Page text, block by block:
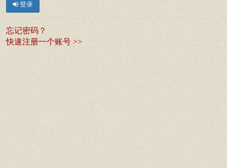
登录
忘记密码？
快速注册一个账号 >>